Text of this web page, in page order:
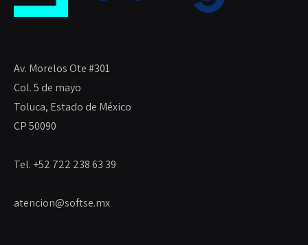
Av. Morelos Ote #301
Col. 5 de mayo
Toluca, Estado de México
CP 50090
Tel. +52 722 238 63 39
atencion@softse.mx